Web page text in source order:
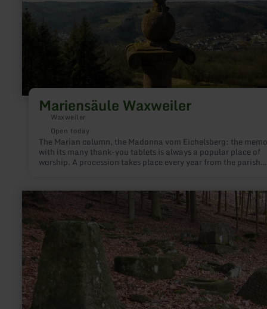
Mariensäule Waxweiler
Waxweiler
Open today
The Marian column, the Madonna vom Eichelsberg: the
with its many thank-you tablets is always a popular place of
worship. A procession takes place every year from the parish
learn
more
about:
Römisches
Gräberfeld
von
Holsthum